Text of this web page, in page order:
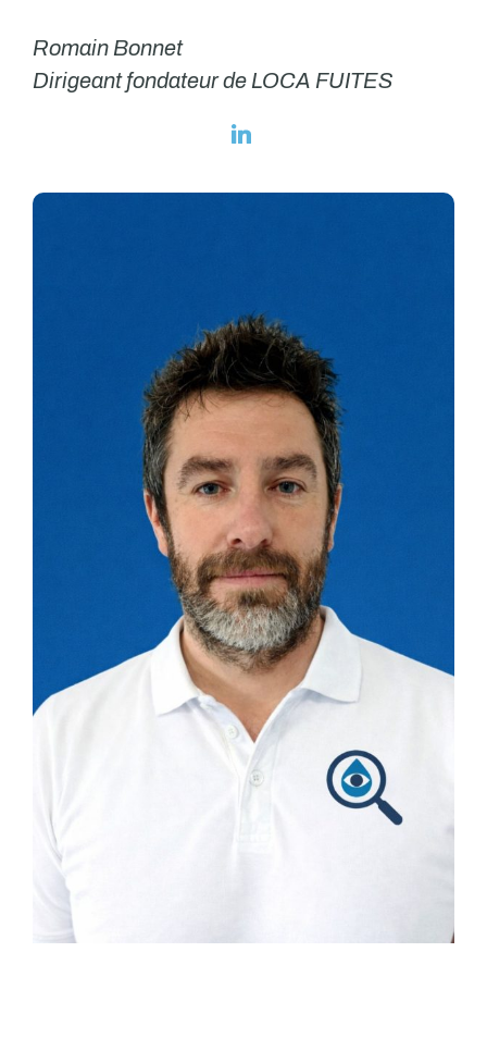
Romain Bonnet
Dirigeant fondateur de LOCA FUITES